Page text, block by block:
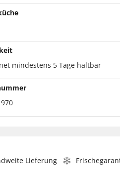
mindestens 5 Tage haltbar
Lieferung